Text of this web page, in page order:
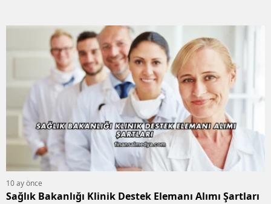
10 ay önce
Sağlık Bakanlığı Klinik Destek Elemanı Alımı Şartları